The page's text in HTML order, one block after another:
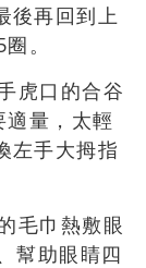
後再回到上
。
虎口的合谷
量，太輕
左手大拇指
毛巾熱敷眼
幫助眼睛四